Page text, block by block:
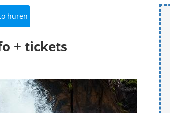
huren
+ tickets